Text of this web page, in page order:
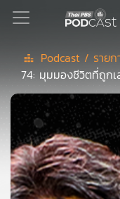
Podcast
ย์
ลิ
สต์
แนะนำ
Podcast / ราย
74: มุมมองชีวิตที่ถูก